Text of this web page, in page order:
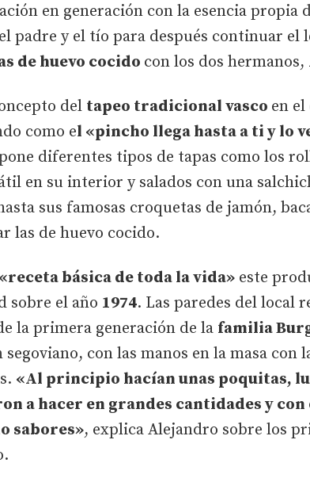
en generación con la esencia propia
padre y el tío para después continuar el
de huevo cocido con los dos hermanos,
del tapeo tradicional vasco en el
como el «pincho llega hasta a ti y lo
diferentes tipos de tapas como los
en su interior y salados con una
sus famosas croquetas de jamón,
las de huevo cocido.
básica de toda la vida» este
sobre el año 1974. Las paredes del local
la primera generación de la familia
segoviano, con las manos en la masa con
«Al principio hacían unas poquitas,
a hacer en grandes cantidades y
sabores», explica Alejandro sobre los